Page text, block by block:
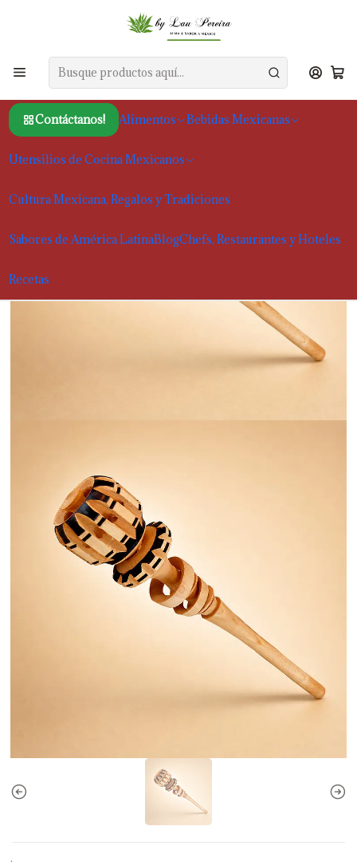
Contáctanos! Alimentos Bebidas Mexicanas
Utensilios de Cocina Mexicanos
Cultura Mexicana, Regalos y Tradiciones
Sabores de América LatinaBlogChefs, Restaurantes y Hoteles
Recetas
Utensilios de Cocina Mexicanos
Artículos para cocina y otros productos
Molinillo para Preparar Chocolate Caliente 34cm